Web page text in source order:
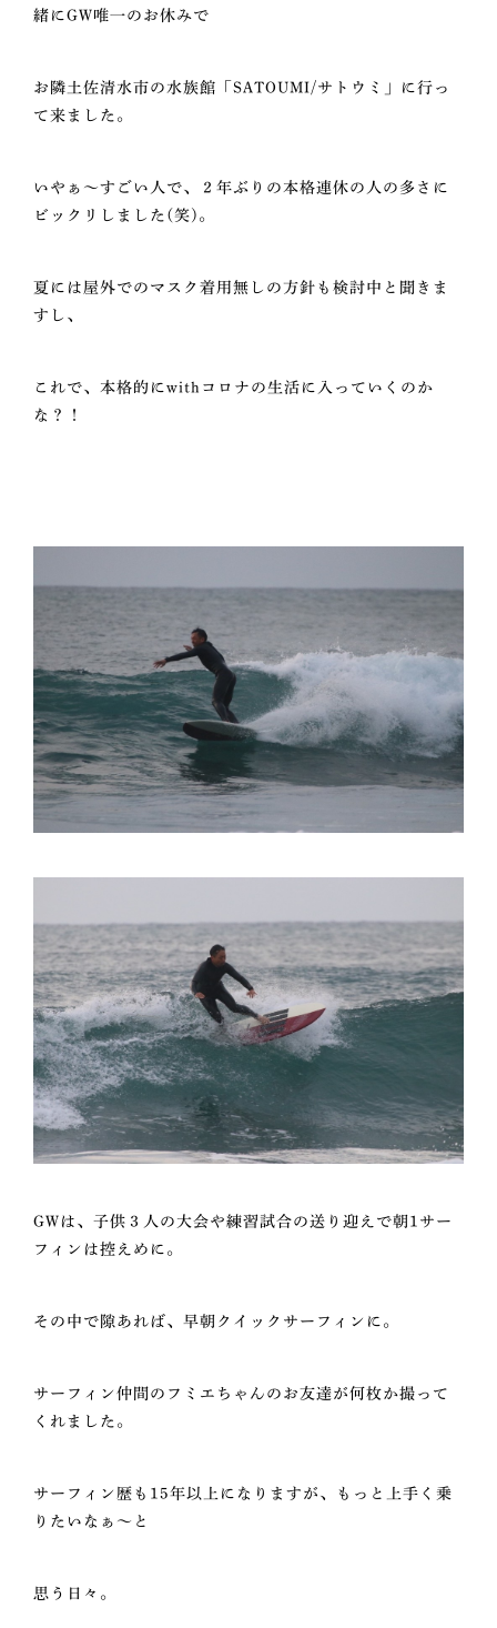
緒にGW唯一のお休みで
お隣土佐清水市の水族館「SATOUMI/サトウミ」に行っ
て来ました。
いやぁ～すごい人で、２年ぶりの本格連休の人の多さに
ビックリしました(笑)。
夏には屋外でのマスク着用無しの方針も検討中と聞きま
すし、
これで、本格的にwithコロナの生活に入っていくのか
な？！
GWは、子供３人の大会や練習試合の送り迎えで朝1サー
フィンは控えめに。
その中で隙あれば、早朝クイックサーフィンに。
サーフィン仲間のフミエちゃんのお友達が何枚か撮って
くれました。
サーフィン歴も15年以上になりますが、もっと上手く乗
りたいなぁ～と
思う日々。